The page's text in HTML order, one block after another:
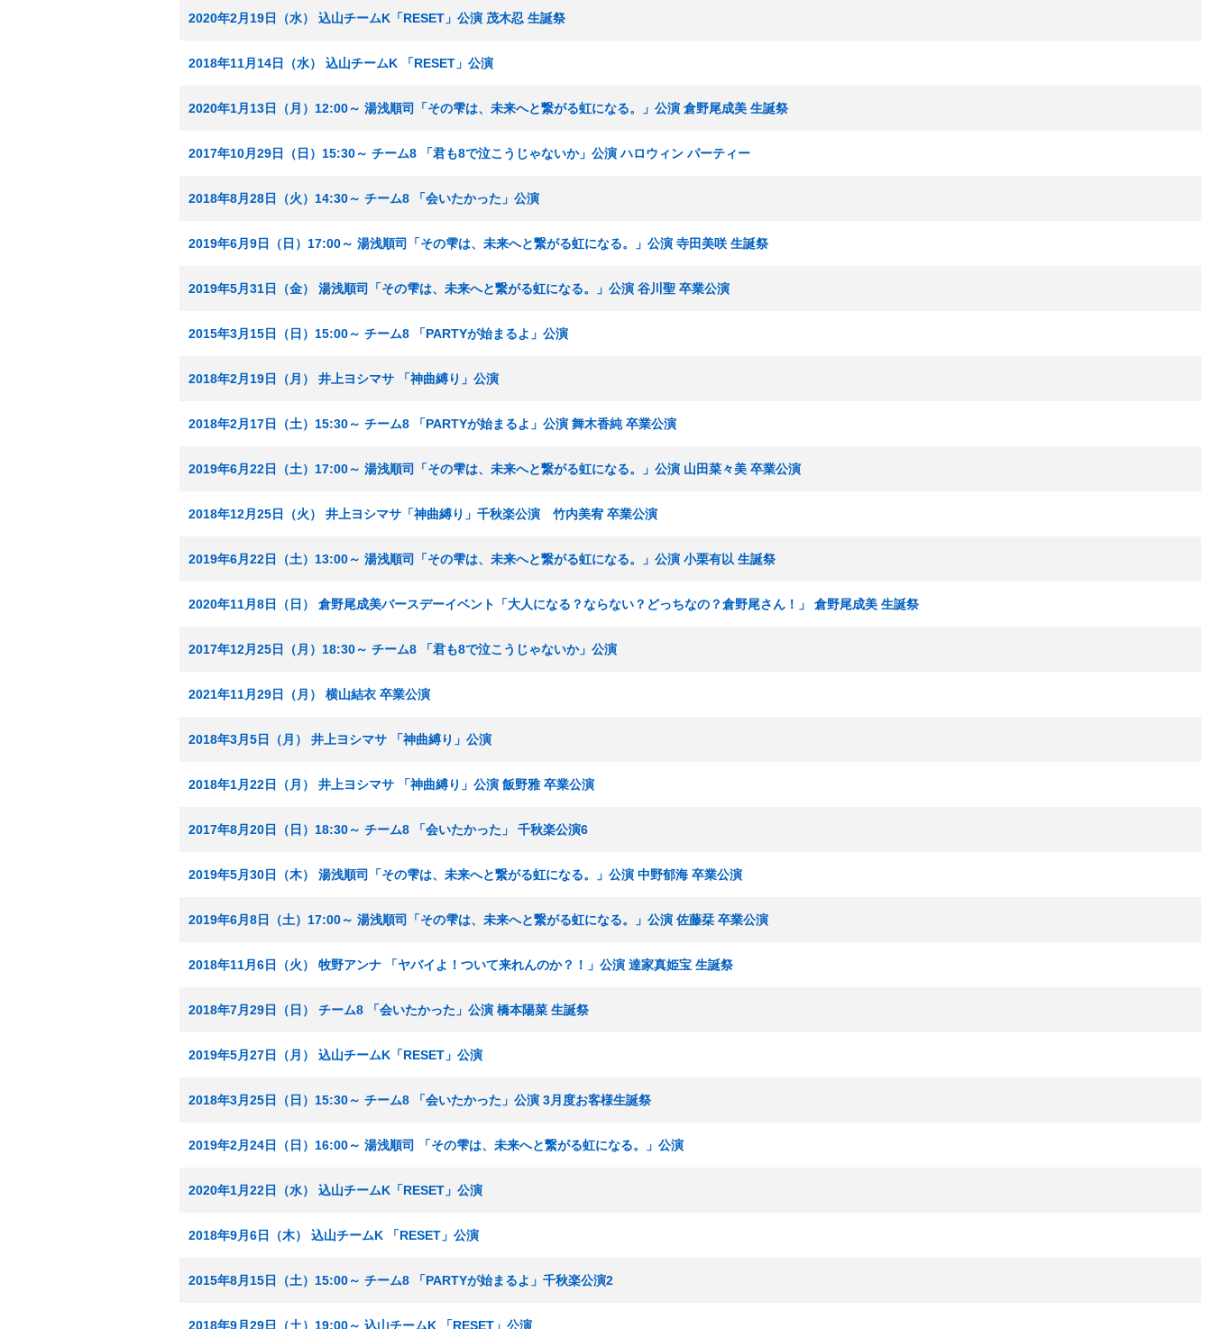
2020年2月19日（水） 込山チームK「RESET」公演 茂木忍 生誕祭
2018年11月14日（水） 込山チームK 「RESET」公演
2020年1月13日（月）12:00～ 湯浅順司「その雫は、未来へと繋がる虹になる。」公演 倉野尾成美 生誕祭
2017年10月29日（日）15:30～ チーム8 「君も8で泣こうじゃないか」公演 ハロウィン パーティー
2018年8月28日（火）14:30～ チーム8 「会いたかった」公演
2019年6月9日（日）17:00～ 湯浅順司「その雫は、未来へと繋がる虹になる。」公演 寺田美咲 生誕祭
2019年5月31日（金） 湯浅順司「その雫は、未来へと繋がる虹になる。」公演 谷川聖 卒業公演
2015年3月15日（日）15:00～ チーム8 「PARTYが始まるよ」公演
2018年2月19日（月） 井上ヨシマサ 「神曲縛り」公演
2018年2月17日（土）15:30～ チーム8 「PARTYが始まるよ」公演 舞木香純 卒業公演
2019年6月22日（土）17:00～ 湯浅順司「その雫は、未来へと繋がる虹になる。」公演 山田菜々美 卒業公演
2018年12月25日（火） 井上ヨシマサ「神曲縛り」千秋楽公演 竹内美宥 卒業公演
2019年6月22日（土）13:00～ 湯浅順司「その雫は、未来へと繋がる虹になる。」公演 小栗有以 生誕祭
2020年11月8日（日） 倉野尾成美バースデーイベント「大人になる？ならない？どっちなの？倉野尾さん！」 倉野尾成美 生誕祭
2017年12月25日（月）18:30～ チーム8 「君も8で泣こうじゃないか」公演
2021年11月29日（月） 横山結衣 卒業公演
2018年3月5日（月） 井上ヨシマサ 「神曲縛り」公演
2018年1月22日（月） 井上ヨシマサ 「神曲縛り」公演 飯野雅 卒業公演
2017年8月20日（日）18:30～ チーム8 「会いたかった」 千秋楽公演6
2019年5月30日（木） 湯浅順司「その雫は、未来へと繋がる虹になる。」公演 中野郁海 卒業公演
2019年6月8日（土）17:00～ 湯浅順司「その雫は、未来へと繋がる虹になる。」公演 佐藤栞 卒業公演
2018年11月6日（火） 牧野アンナ 「ヤバイよ！ついて来れんのか？！」公演 達家真姫宝 生誕祭
2018年7月29日（日） チーム8 「会いたかった」公演 橋本陽菜 生誕祭
2019年5月27日（月） 込山チームK「RESET」公演
2018年3月25日（日）15:30～ チーム8 「会いたかった」公演 3月度お客様生誕祭
2019年2月24日（日）16:00～ 湯浅順司 「その雫は、未来へと繋がる虹になる。」公演
2020年1月22日（水） 込山チームK「RESET」公演
2018年9月6日（木） 込山チームK 「RESET」公演
2015年8月15日（土）15:00～ チーム8 「PARTYが始まるよ」千秋楽公演2
2018年9月29日（土）19:00～ 込山チームK 「RESET」公演